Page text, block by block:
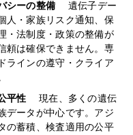
シーの整備
遺伝子デー
人・家族リスク通知、保
・法制度・政策の整備が
頼は確保できません。専
ラインの遵守・クライア
平性
現在、多くの遺伝
データが中心です。アジ
の蓄積、検査適用の公平